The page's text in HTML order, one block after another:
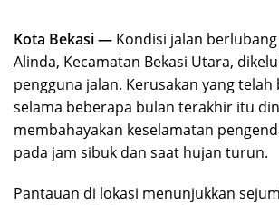
Kota Bekasi — Kondisi jalan
Alinda, Kecamatan Bekasi Utara,
pengguna jalan. Kerusakan yang
selama beberapa bulan terakhir itu
membahayakan keselamatan
pada jam sibuk dan saat hujan turun.
Pantauan di lokasi menunjukkan